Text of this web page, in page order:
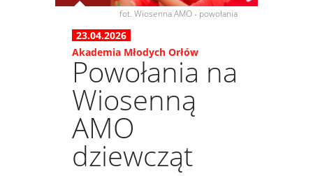
fot. Wiosenna AMO - powołania
23.04.2026
Akademia Młodych Orłów
Powołania na
Wiosenną
AMO
dziewcząt